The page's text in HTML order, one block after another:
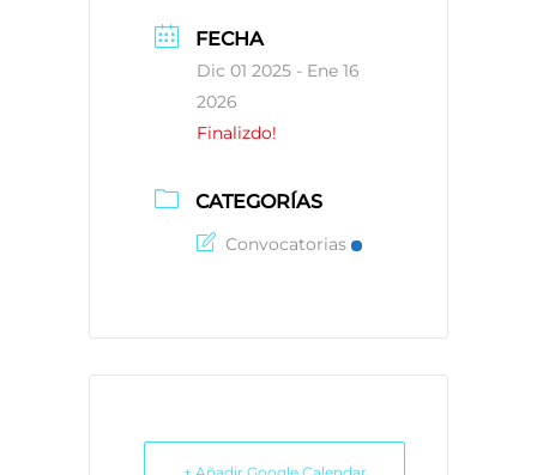
FECHA
Dic 01 2025 - Ene 16
2026
Finalizdo!
CATEGORÍAS
Convocatorias